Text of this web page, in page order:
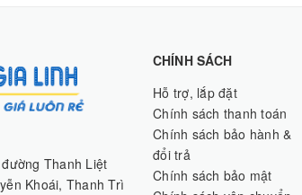
Thanh Liệt
Khoái, Thanh Trì
CHÍNH SÁCH
Hỗ trợ, lắp đặt
Chính sách thanh toán
Chính sách bảo hành &
đổi trả
Chính sách bảo mật